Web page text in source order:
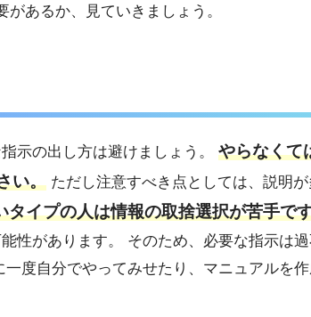
あるか、見ていきましょう。
示の出し方は避けましょう。 やらなくて
い。 ただし注意すべき点としては、説明
タイプの人は情報の取捨選択が苦手で
性があります。 そのため、必要な指示は
度自分でやってみせたり、マニュアルを